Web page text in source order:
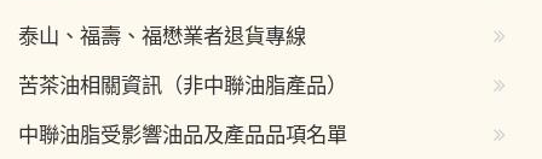
泰山、福壽、福懋業者退貨專線
苦茶油相關資訊（非中聯油脂產品）
中聯油脂受影響油品及產品品項名單